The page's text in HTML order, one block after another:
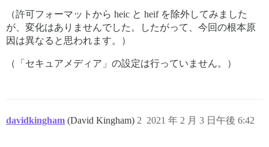
（許可フォーマットから heic と heif を除外してみました
が、変化はありませんでした。したがって、今回の根本原
因は異なると思われます。）
（「セキュアメディア」の設定は行っていません。）
davidkingham (David Kingham) 2021 年 2 月 3 日午後 6:42
2